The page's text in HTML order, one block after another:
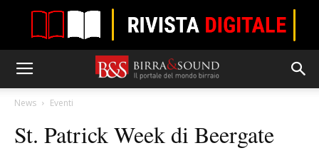
News Eventi
St. Patrick Week di Beergate